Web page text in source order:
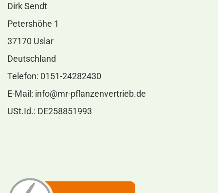
Dirk Sendt
Petershöhe 1
37170 Uslar
Deutschland
Telefon: 0151-24282430
E-Mail: info@mr-pflanzenvertrieb.de
USt.Id.: DE258851993